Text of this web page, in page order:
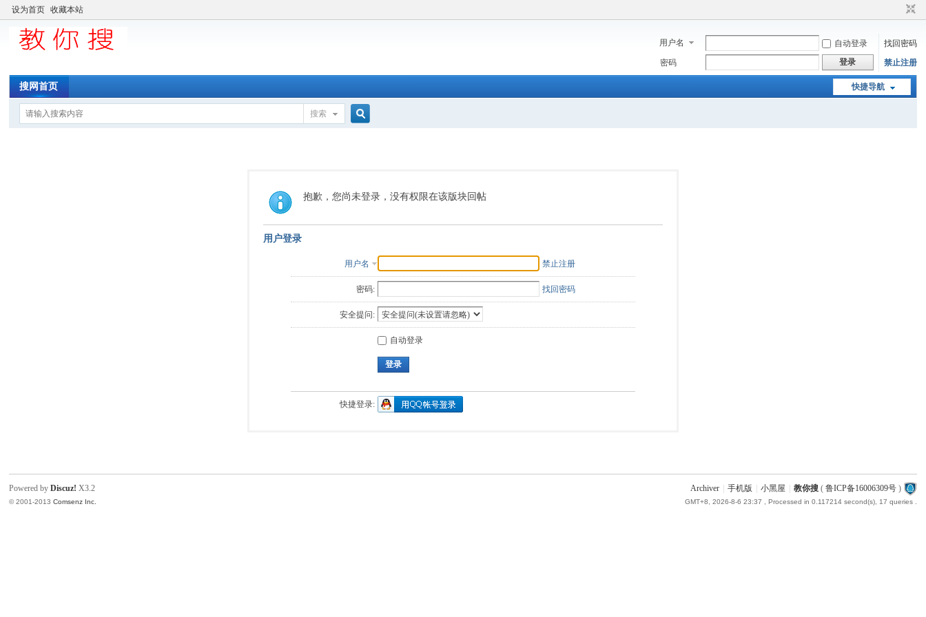
设为首页 收藏本站
用户名 自动登录
找回密码
密码
登录 禁止注册
快捷导航
搜网首页
搜索
索
抱歉，您尚未登录，没有权限在该版块回帖
用户登录
用户名 禁止注册
密码: 找回密码
安全提问:
自动登录
登录
快捷登录:
Archiver 手机版 小黑屋 教你搜( 鲁ICP备16006309号)
GMT+8, 2026-8-6 23:37 , Processed in 0.117214 second(s), 17 queries .
Powered byDiscuz! X3.2
© 2001-2013Comsenz Inc.